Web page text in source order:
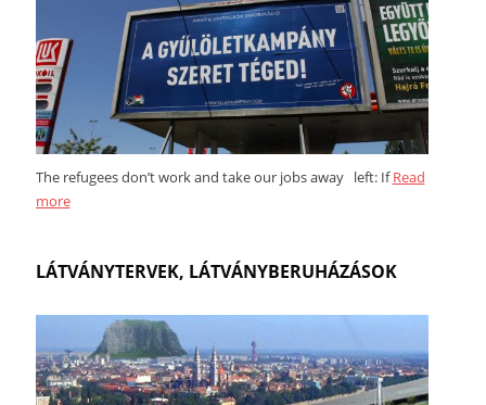
The refugees don’t work and take our jobs away left: IfRead
more
LÁTVÁNYTERVEK, LÁTVÁNYBERUHÁZÁSOK